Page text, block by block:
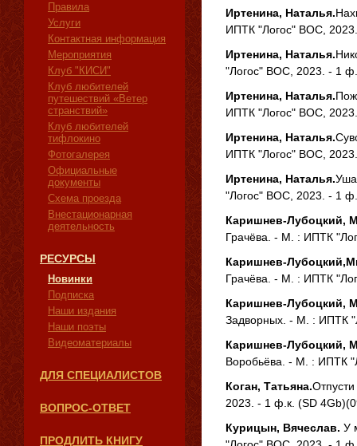
Правила
Услуги
Контактная информация
Мероприятия
Клуб "КИСИ"
Клуб любителей
путешествий «Ветер
странствий»
Клуб любителей
тифлокино
Фотогалерея
Официальные
документы
Схема проезда
Внестационарная
деятельность
РЕСУРСЫ
Новинки
Подписка
Наши издания
Наши поэты
Видеоматериалы
ДЛЯ СПЕЦИАЛИСТОВ
ВОПРОС-ОТВЕТ
ПРОДЛИТЬ КНИГУ
Иртенина, Наталья.
ИПТК "Логос" ВОС,
Иртенина, Наталья.
"Логос" ВОС, 2023. - 1
Иртенина, Наталья.
ИПТК "Логос" ВОС,
Иртенина, Наталья.
ИПТК "Логос" ВОС,
Иртенина, Наталья.
"Логос" ВОС, 2023. - 1
Каришнев-Лубоцкий,
Грачёва. - М. : ИПТК
Каришнев-Лубоцкий,
Грачёва. - М. : ИПТК
Каришнев-Лубоцкий,
Задворных. - М. : ИПТК
Каришнев-Лубоцкий,
Воробьёва. - М. : ИПТК
Коган, Татьяна.
2023. - 1 ф.к. (SD
Курицын, Вячеслав. У